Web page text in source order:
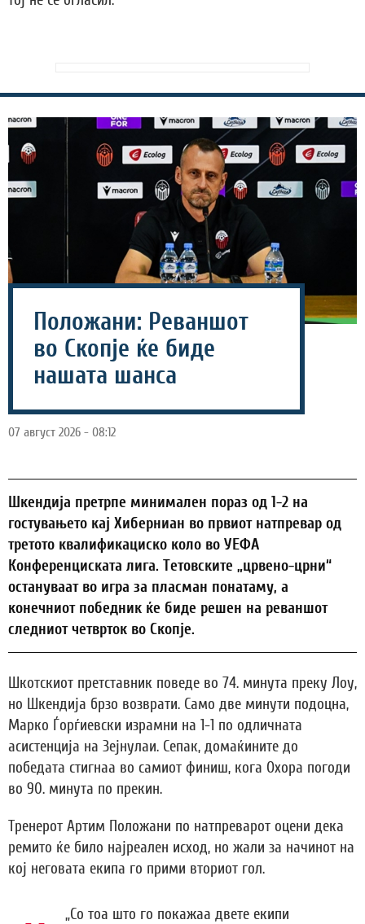
Положани: Реваншот
во Скопје ќе биде
нашата шанса
07 август 2026 - 08:12
Шкендија претрпе минимален пораз од 1-2 на
гостувањето кај Хиберниан во првиот натпревар од
третото квалификациско коло во УЕФА
Конференциската лига. Тетовските „црвено-црни“
остануваат во игра за пласман понатаму, а
конечниот победник ќе биде решен на реваншот
следниот четврток во Скопје.
Шкотскиот претставник поведе во 74. минута преку Лоу,
но Шкендија брзо возврати. Само две минути подоцна,
Марко Ѓорѓиевски израмни на 1-1 по одличната
асистенција на Зејнулаи. Сепак, домаќините до
победата стигнаа во самиот финиш, кога Охора погоди
во 90. минута по прекин.
Тренерот Артим Положани по натпреварот оцени дека
ремито ќе било најреален исход, но жали за начинот на
кој неговата екипа го прими вториот гол.
„Со тоа што го покажаа двете екипи